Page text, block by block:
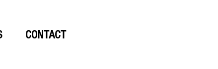
CONTACT